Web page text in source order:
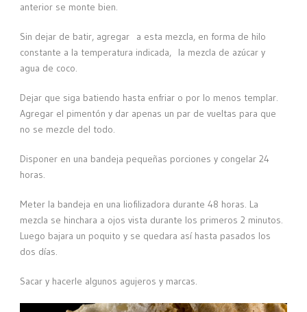
anterior se monte bien.
Sin dejar de batir, agregar a esta mezcla, en forma de hilo
constante a la temperatura indicada, la mezcla de azúcar y
agua de coco.
Dejar que siga batiendo hasta enfriar o por lo menos templar.
Agregar el pimentón y dar apenas un par de vueltas para que
no se mezcle del todo.
Disponer en una bandeja pequeñas porciones y congelar 24
horas.
Meter la bandeja en una liofilizadora durante 48 horas. La
mezcla se hinchara a ojos vista durante los primeros 2 minutos.
Luego bajara un poquito y se quedara así hasta pasados los
dos días.
Sacar y hacerle algunos agujeros y marcas.